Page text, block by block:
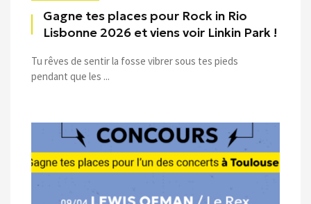
Gagne tes places pour Rock in Rio
Lisbonne 2026 et viens voir Linkin Park !
Tu rêves de sentir la fosse vibrer sous tes pieds
pendant que les ...